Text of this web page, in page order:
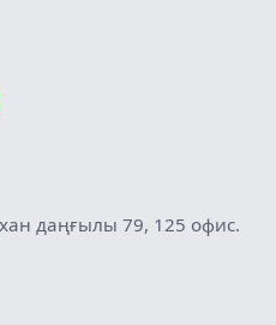
даңғылы 79, 125 офис.